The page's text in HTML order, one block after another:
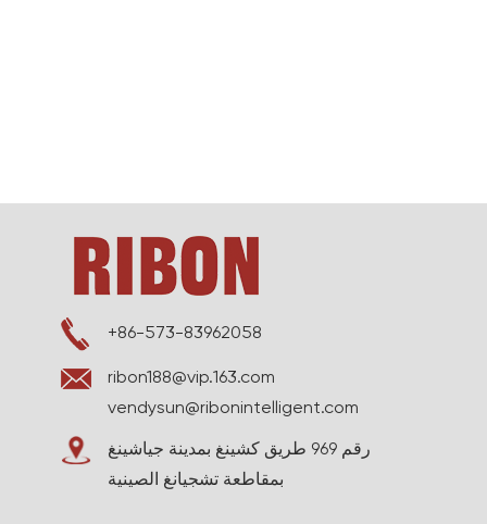
+86-573-83962058
ribon188@vip.163.com
vendysun@ribonintelligent.com
رقم 969 طريق كشينغ بمدينة جياشينغ
بمقاطعة تشجيانغ الصينية